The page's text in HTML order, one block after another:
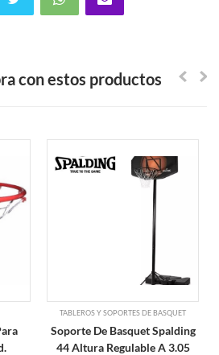
con estos productos
TABLEROS Y SOPORTES DE BASQUET
Soporte De Basquet Spalding
44 Altura Regulable A 3.05